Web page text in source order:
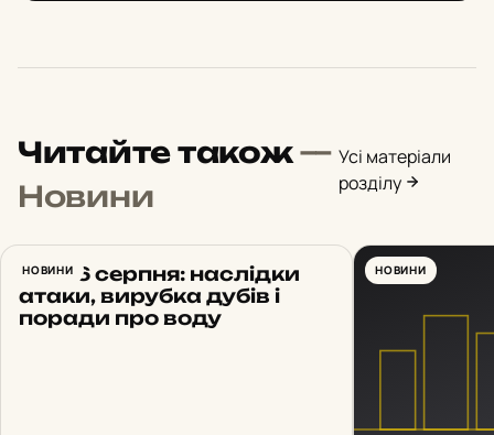
Читайте також—
Новини
Усі матеріали
розділу
НОВИНИ
Київ 6 серпня: наслідки
атаки, вирубка дубів і
поради про воду
НОВИНИ